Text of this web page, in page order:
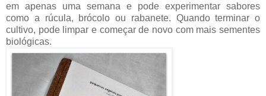
em apenas uma semana e pode experimentar sabores
como a rúcula, brócolo ou rabanete. Quando terminar o
cultivo, pode limpar e começar de novo com mais sementes
biológicas.